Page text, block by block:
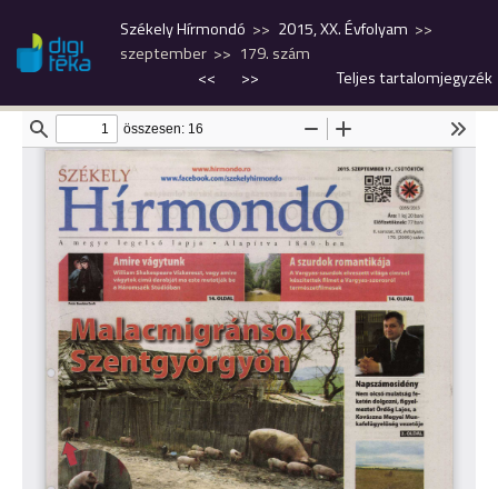
Székely Hírmondó
2015, XX. Évfolyam
szeptember
179. szám
<<
>> Teljes tartalomjegyzék